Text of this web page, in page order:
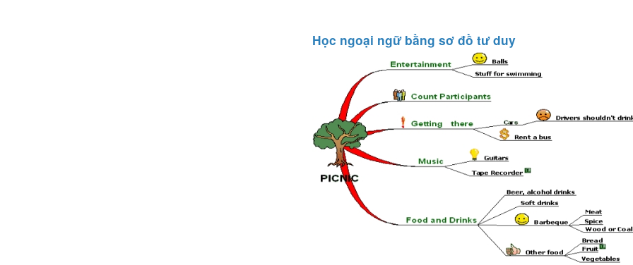
Học ngoại ngữ bằng sơ đồ tư duy